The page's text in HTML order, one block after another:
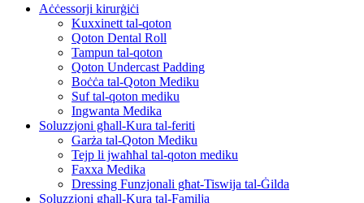
Aċċessorji kirurġiċi
Kuxxinett tal-qoton
Qoton Dental Roll
Tampun tal-qoton
Qoton Undercast Padding
Boċċa tal-Qoton Mediku
Suf tal-qoton mediku
Ingwanta Medika
Soluzzjoni għall-Kura tal-feriti
Garża tal-Qoton Mediku
Tejp li jwaħħal tal-qoton mediku
Faxxa Medika
Dressing Funzjonali għat-Tiswija tal-Ġilda
Soluzzjoni għall-Kura tal-Familja